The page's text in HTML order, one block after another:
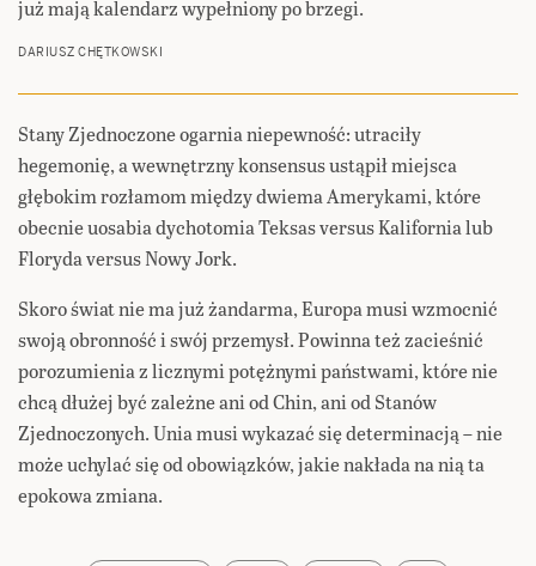
już mają kalendarz wypełniony po brzegi.
DARIUSZ CHĘTKOWSKI
Stany Zjednoczone ogarnia niepewność: utraciły
hegemonię, a wewnętrzny konsensus ustąpił miejsca
głębokim rozłamom między dwiema Amerykami, które
obecnie uosabia dychotomia Teksas versus Kalifornia lub
Floryda versus Nowy Jork.
Skoro świat nie ma już żandarma, Europa musi wzmocnić
swoją obronność i swój przemysł. Powinna też zacieśnić
porozumienia z licznymi potężnymi państwami, które nie
chcą dłużej być zależne ani od Chin, ani od Stanów
Zjednoczonych. Unia musi wykazać się determinacją – nie
może uchylać się od obowiązków, jakie nakłada na nią ta
epokowa zmiana.